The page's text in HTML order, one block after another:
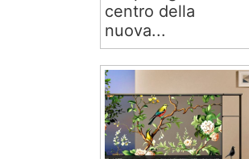
centro della
nuova...